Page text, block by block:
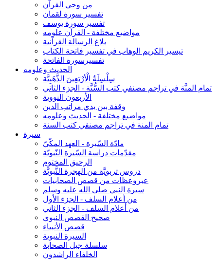
من وحي القرآن
تفسير سورة لقمان
تفسير سورة يوسف
مواضيع مختلفة - القرآن علومه
بلاغ الرسالة القرآنية
تيسير الكريم الوهاب في تفسير فاتحة الكتاب
تفسيرسورة الفاتحة
الحديث وعلومه
سِلْسِلَةُ الْأرْبَعِينَ الذَّهَبِيَّة
تمام المنَّة في تراجم مصنفي كتب السُّنَّة - الجزء الثاني
الأربعون النووية
وقفة بين يدي مراتب الدين
مواضيع مختلفة - الحديث وعلومه
تمام المنة في تراجم مصنفي كتب السنة
سيرة
مادّة السّيرة - العهد المكّيّ
مقدّمات دراسة السّيرة النّبويّة
الرحيق المختوم
دروس تربويَّة من الهجرة النَّبويَّة
عبروعظات من قصص الصحابيات
سيرة النبي صلى الله عليه وسلم
من أعلام السلف - الجزء الأول
من أعلام السلف - الجزء الثاني
صحيح القصص النبوي
قصص الأنبياء
السيرة النبوية
سلسلة جيل الصحابة
الخلفاء الراشدون